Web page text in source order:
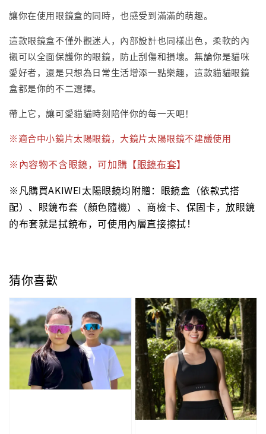
讓你在使用眼鏡盒的同時，也感受到滿滿的萌趣。
這款眼鏡盒不僅外觀迷人，內部設計也同樣出色，柔軟的內
襯可以全面保護你的眼鏡，防止刮傷和損壞。無論你是貓咪
愛好者，還是只想為日常生活增添一點樂趣，這款貓貓眼鏡
盒都是你的不二選擇。
帶上它，讓可愛貓貓時刻陪伴你的每一天吧！
※適合中小鏡片太陽眼鏡，大鏡片太陽眼鏡不建議使用
※內容物不含眼鏡，可加購【眼鏡布套】
※凡購買AKIWEI太陽眼鏡均附贈：眼鏡盒（依款式搭
配）、眼鏡布套（顏色隨機）、商檢卡、保固卡，放眼鏡
的布套就是拭鏡布，可使用內層直接擦拭！
猜你喜歡